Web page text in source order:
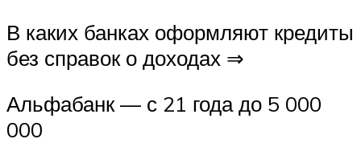
В каких банках оформляют кредиты
без справок о доходах ⇒
Альфабанк — с 21 года до 5 000
000